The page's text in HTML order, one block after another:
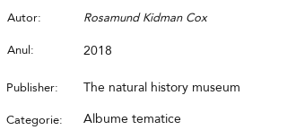
Autor:
Rosamund Kidman Cox
Anul:
2018
Publisher: The natural history museum
Categorie: Albume tematice